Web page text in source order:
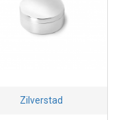
Zilverstad